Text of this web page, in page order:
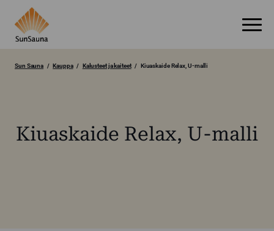
Kiuaskaide Relax, U-malli
Sun Sauna Kauppa Kalusteet ja kaiteet Kiuaskaide Relax, U-malli